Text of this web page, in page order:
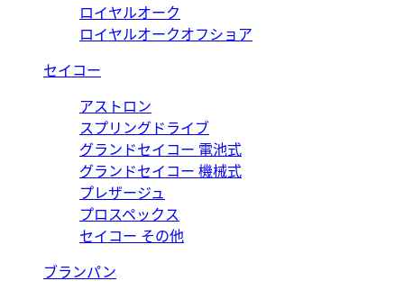
ロイヤルオーク
ロイヤルオークオフショア
セイコー
アストロン
スプリングドライブ
グランドセイコー 電池式
グランドセイコー 機械式
プレザージュ
プロスペックス
セイコー その他
ブランパン